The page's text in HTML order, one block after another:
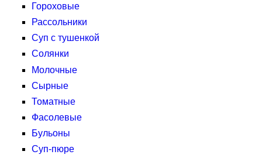
Гороховые
Рассольники
Суп с тушенкой
Солянки
Молочные
Сырные
Томатные
Фасолевые
Бульоны
Суп-пюре